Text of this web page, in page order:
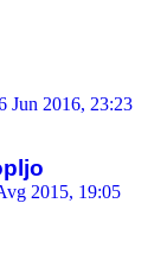
Jun 2016, 23:23
2015, 19:05